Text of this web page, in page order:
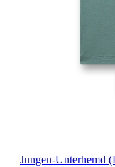
Jungen-Unterhemd